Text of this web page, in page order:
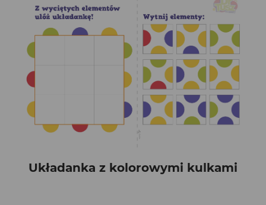
Układanka z kolorowymi kulkami